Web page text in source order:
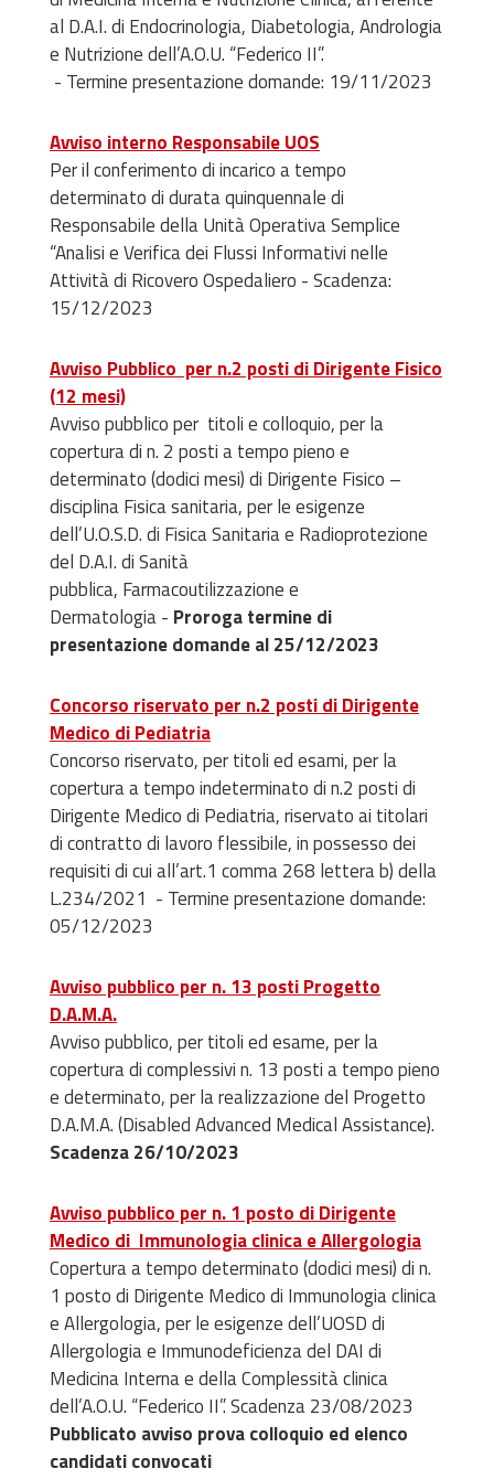
al D.A.I. di Endocrinologia, Diabetologia, Andrologia
e Nutrizione dell’A.O.U. “Federico II”.
- Termine presentazione domande: 19/11/2023
Avviso interno Responsabile UOS
Per il conferimento di incarico a tempo
determinato di durata quinquennale di
Responsabile della Unità Operativa Semplice
“Analisi e Verifica dei Flussi Informativi nelle
Attività di Ricovero Ospedaliero - Scadenza:
15/12/2023
Avviso Pubblico per n.2 posti di Dirigente Fisico
(12 mesi)
Avviso pubblico per titoli e colloquio, per la
copertura di n. 2 posti a tempo pieno e
determinato (dodici mesi) di Dirigente Fisico –
disciplina Fisica sanitaria, per le esigenze
dell’U.O.S.D. di Fisica Sanitaria e Radioprotezione
del D.A.I. di Sanità
pubblica, Farmacoutilizzazione e
Dermatologia - Proroga terminedi
presentazione domande al 25/12/2023
Concorso riservato per n.2 posti di Dirigente
Medico di Pediatria
Concorso riservato, per titoli ed esami, per la
copertura a tempo indeterminato di n.2 posti di
Dirigente Medico di Pediatria, riservato ai titolari
di contratto di lavoro flessibile, in possesso dei
requisiti di cui all’art.1 comma 268 lettera b) della
L.234/2021 - Termine presentazione domande:
05/12/2023
Avviso pubblico per n. 13 posti Progetto
D.A.M.A.
Avviso pubblico, per titoli ed esame, per la
copertura di complessivi n. 13 posti a tempo pieno
e determinato, per la realizzazione del Progetto
D.A.M.A. (Disabled Advanced Medical Assistance).
Scadenza 26/10/2023
Avviso pubblico per n. 1 posto di Dirigente
Medico di Immunologia clinica e Allergologia
Copertura a tempo determinato (dodici mesi) di n.
1 posto di Dirigente Medico di Immunologia clinica
e Allergologia, per le esigenze dell’UOSD di
Allergologia e Immunodeficienza del DAI di
Medicina Interna e della Complessità clinica
dell’A.O.U. “Federico II”. Scadenza 23/08/2023
Pubblicato avviso prova colloquio ed elenco
candidati convocati